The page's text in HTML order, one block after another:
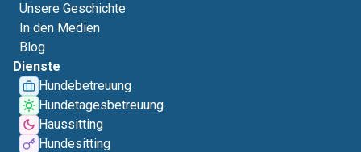
Unsere Geschichte
In den Medien
Blog
Dienste
Hundebetreuung
Hundetagesbetreuung
Haussitting
Hundesitting